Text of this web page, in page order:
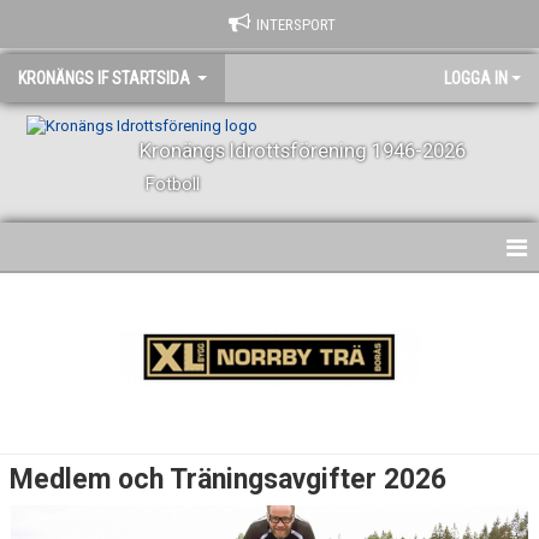
INTERSPORT
KRONÄNGS IF STARTSIDA LOGGA IN
Kronängs Idrottsförening 1946-2026
Fotboll
Medlem och Träningsavgifter 2026